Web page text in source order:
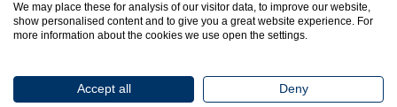
Contact
daktela@daktela.hu
Budapest, Magyarország
We may place these for analysis of our visitor data, to improve our website,
show personalised content and to give you a great website experience. For
more information about the cookies we use open the settings.
Accept all Deny